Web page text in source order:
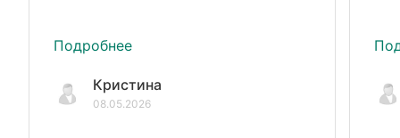
Подробнее
Кристина
08.05.2026